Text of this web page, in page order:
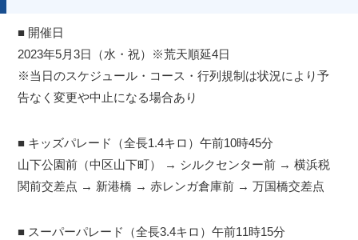
■ 開催日
2023年5月3日（水・祝）※荒天順延4日
※当日のスケジュール・コース・行列規制は状況により予
告なく変更や中止になる場合あり
■ キッズパレード（全長1.4キロ）午前10時45分
山下公園前（中区山下町） → シルクセンター前 → 横浜税
関前交差点 → 新港橋 → 赤レンガ倉庫前 → 万国橋交差点
■ スーパーパレード（全長3.4キロ）午前11時15分